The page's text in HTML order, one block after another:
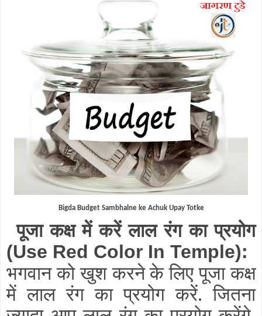
Bigda Budget Sambhalne ke Achuk Upay Totke
पूजा कक्ष में करें लाल रंग का प्रयोग
(Use Red Color In Temple):
भगवान को खुश करने के लिए पूजा कक्ष
में लाल रंग का प्रयोग करें. जितना